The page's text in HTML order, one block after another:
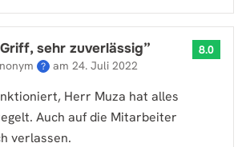
sehr zuverlässig”
? am 24. Juli 2022
8.0
Herr Muza hat alles
Auch auf die Mitarbeiter
verlassen.